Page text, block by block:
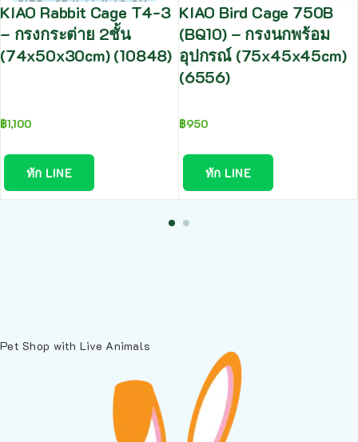
KIAO Rabbit Cage T4-3
– กรงกระต่าย 2ชั้น
(74x50x30cm) (10848)
฿1,100
ทัก LINE
KIAO Bird Cage 750B
(BQ10) – กรงนกพร้อม
อุปกรณ์ (75x45x45cm)
(6556)
฿950
ทัก LINE
Pet Shop with Live Animals